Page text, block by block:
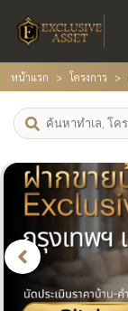
หน้าแรก โครงการ